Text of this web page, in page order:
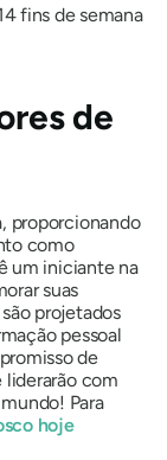
fins de semana
de
proporcionando
como
um iniciante na
suas
projetados
pessoal
de
liderarão com
Para
hoje